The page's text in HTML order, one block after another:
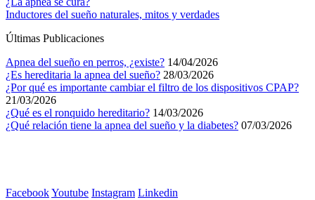
Inductores del sueño naturales, mitos y verdades
Últimas Publicaciones
Apnea del sueño en perros, ¿existe? 14/04/2026
¿Es hereditaria la apnea del sueño? 28/03/2026
¿Por qué es importante cambiar el filtro de los dispositivos CPAP?
21/03/2026
¿Qué es el ronquido hereditario? 14/03/2026
¿Qué relación tiene la apnea del sueño y la diabetes? 07/03/2026
FacebookYoutube Instagram Linkedin